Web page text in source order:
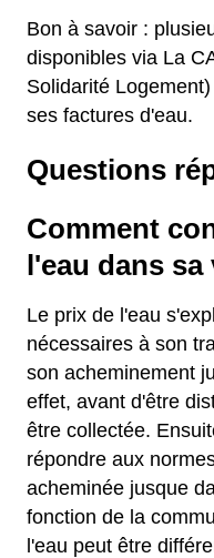
Bon à savoir :
disponibles via La
Solidarité
ses factures d'eau.
Questions
Comment
l'eau dans sa
Le prix de l'eau
nécessaires à son
son acheminement
effet, avant d'être
être collectée.
répondre aux
acheminée jusque
fonction de la
l'eau peut être